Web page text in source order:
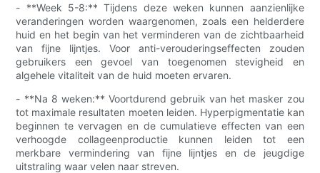
- **Week 5-8:** Tijdens deze weken kunnen aanzienlijke
veranderingen worden waargenomen, zoals een helderdere
huid en het begin van het verminderen van de zichtbaarheid
van fijne lijntjes. Voor anti-verouderingseffecten zouden
gebruikers een gevoel van toegenomen stevigheid en
algehele vitaliteit van de huid moeten ervaren.
- **Na 8 weken:** Voortdurend gebruik van het masker zou
tot maximale resultaten moeten leiden. Hyperpigmentatie kan
beginnen te vervagen en de cumulatieve effecten van een
verhoogde collageenproductie kunnen leiden tot een
merkbare vermindering van fijne lijntjes en de jeugdige
uitstraling waar velen naar streven.